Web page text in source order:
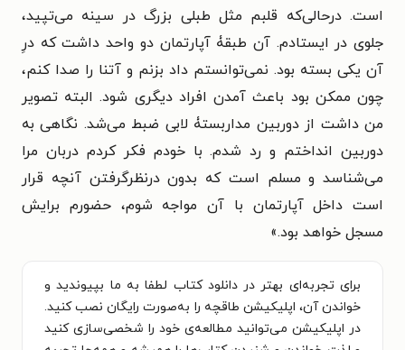
است. درحالی‌که قلبم مثل طبلی بزرگ در سینه می‌تپید،
جلوی در ایستادم. آن طبقۀ آپارتمان دو واحد داشت که درِ
آن یکی بسته بود. نمی‌توانستم داد بزنم و آتنا را صدا کنم،
چون ممکن بود باعث آمدن افراد دیگری شود. البته تصویر
من داشت از دوربین مداربستۀ لابی ضبط می‌شد. نگاهی به
دوربین انداختم و رد شدم. با خودم فکر کردم دربان مرا
می‌شناسد و مسلم است که بدون درنظرگرفتن آنچه قرار
است داخل آپارتمان با آن مواجه شوم، حضورم برایش
مسجل خواهد بود.»
برای تجربه‌ای بهتر در دانلود کتاب لطفا به ما بپیوندید و
خواندن آن، اپلیکیشن طاقچه را به‌صورت رایگان نصب کنید.
در اپلیکیشن می‌توانید مطالعه‌ی خود را شخصی‌سازی کنید